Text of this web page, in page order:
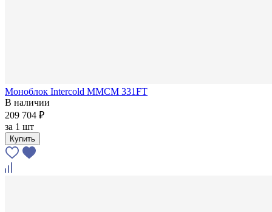
Моноблок Intercold MMCM 331FT
В наличии
209 704 ₽
за 1 шт
Купить